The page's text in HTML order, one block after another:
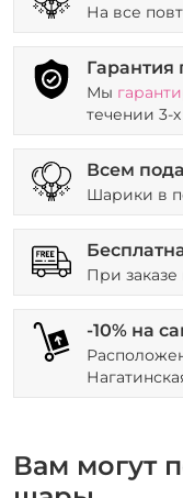
На все
Гарантия
Мы
течении 3-х
Всем
Шарики в
При заказе
-10% на
Вам могут